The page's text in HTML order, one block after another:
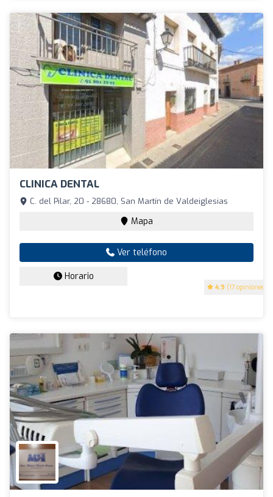
CLINICA DENTAL
4.9 (17 opiniones)
C. del Pilar, 20 - 28680, San Martín de Valdeiglesias
Mapa
Ver teléfono
Horario